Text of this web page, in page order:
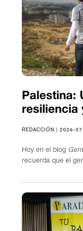
Palestina:
resiliencia
REDACCIÓN | 2026-
Hoy en el blog
recuerda que el